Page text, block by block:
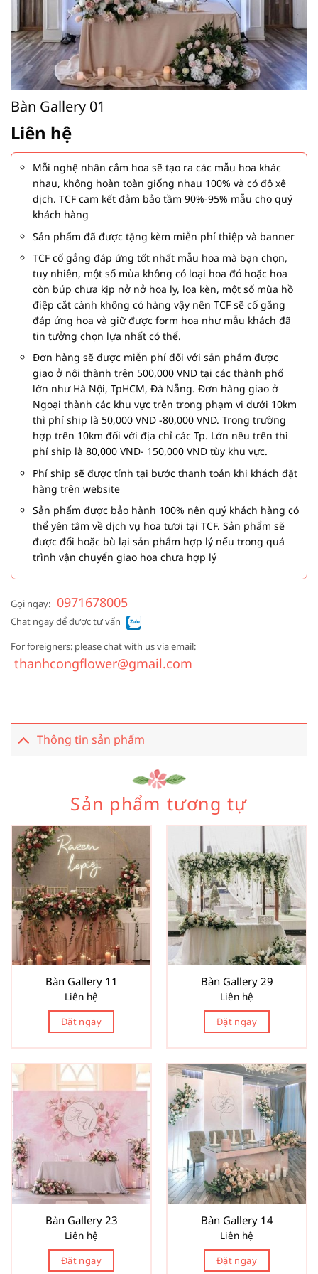
Bàn Gallery 01
Liên hệ
Mỗi nghệ nhân cắm hoa sẽ tạo ra các mẫu hoa khác
nhau, không hoàn toàn giống nhau 100% và có độ xê
dịch. TCF cam kết đảm bảo tầm 90%-95% mẫu cho quý
khách hàng
Sản phẩm đã được tặng kèm miễn phí thiệp và banner
TCF cố gắng đáp ứng tốt nhất mẫu hoa mà bạn chọn,
tuy nhiên, một số mùa không có loại hoa đó hoặc hoa
còn búp chưa kịp nở nở hoa ly, loa kèn, một số mùa hồ
điệp cắt cành không có hàng vậy nên TCF sẽ cố gắng
đáp ứng hoa và giữ được form hoa như mẫu khách đã
tin tưởng chọn lựa nhất có thể.
Đơn hàng sẽ được miễn phí đối với sản phẩm được
giao ở nội thành trên 500,000 VND tại các thành phố
lớn như Hà Nội, TpHCM, Đà Nẵng. Đơn hàng giao ở
Ngoại thành các khu vực trên trong phạm vi dưới 10km
thì phí ship là 50,000 VND -80,000 VND. Trong trường
hợp trên 10km đối với địa chỉ các Tp. Lớn nêu trên thì
phí ship là 80,000 VND- 150,000 VND tùy khu vực.
Phí ship sẽ được tính tại bước thanh toán khi khách đặt
hàng trên website
Sản phẩm được bảo hành 100% nên quý khách hàng có
thể yên tâm về dịch vụ hoa tươi tại TCF. Sản phẩm sẽ
được đổi hoặc bù lại sản phẩm hợp lý nếu trong quá
trình vận chuyển giao hoa chưa hợp lý
Gọi ngay: 0971678005
Chat ngay để được tư vấn
For foreigners: please chat with us via email:
thanhcongflower@gmail.com
Thông tin sản phẩm
Sản phẩm tương tự
Bàn Gallery 11
Liên hệ
Đặt ngay
Bàn Gallery 29
Liên hệ
Đặt ngay
Bàn Gallery 23
Liên hệ
Đặt ngay
Bàn Gallery 14
Liên hệ
Đặt ngay